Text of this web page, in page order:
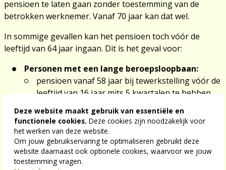
pensioen te laten gaan zonder toestemming van de
betrokken werknemer. Vanaf 70 jaar kan dat wel.
In sommige gevallen kan het pensioen toch vóór de
leeftijd van 64 jaar ingaan. Dit is het geval voor:
Personen met een lange beroepsloopbaan:
pensioen vanaf 58 jaar bij tewerkstelling vóór de
leeftijd van 16 jaar mits 5 kwartalen te hebben
gewerkt voor het einde van het kalenderjaar van
je 16e verjaardag (of 4 als je geboren bent in het
laatste kwartaal).
Pensioen vanaf 60 jaar bij tewerkstelling vóór de
leeftijd van 18 jaar mits 5 kwartalen te hebben
gewerkt vóór de leeftijd van 18 jaar (of 4 als je
Deze website maakt gebruik van essentiële en
functionele cookies. Deze cookies zijn noodzakelijk voor
het werken van deze website.
Om jouw gebruikservaring te optimaliseren gebruikt deze
website daarnaast ook optionele cookies, waarvoor we jouw
toestemming vragen.